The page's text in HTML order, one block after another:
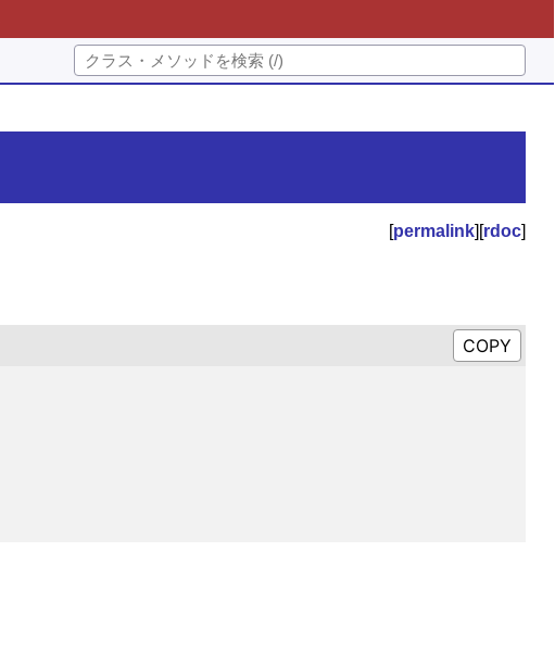
[permalink][rdoc]